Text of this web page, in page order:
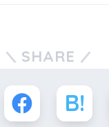
SHARE